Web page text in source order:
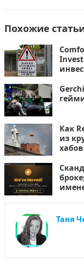
Похожие
Invest
Как
из
Таня